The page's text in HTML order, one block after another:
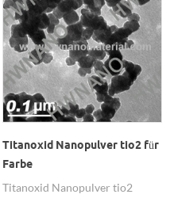
Titanoxid Nanopulver tio2 für
Farbe
Titanoxid Nanopulver tio2